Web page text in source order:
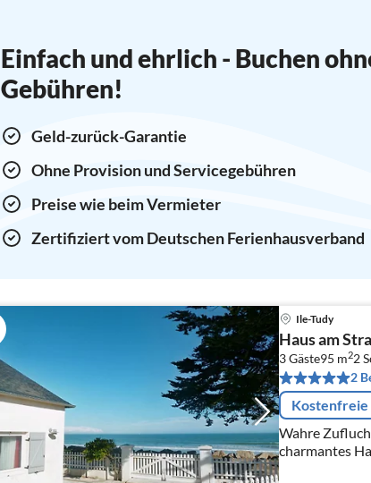
Einfach und ehrlich - Buchen
Gebühren!
Geld-zurück-Garantie
Ohne Provision und Servicegebühren
Preise wie beim Vermieter
Zertifiziert vom Deutschen Ferienhausverband
Ile-Tudy
Haus am
3 Gäste95 m22
2
Wahre
charmantes
gelegen und